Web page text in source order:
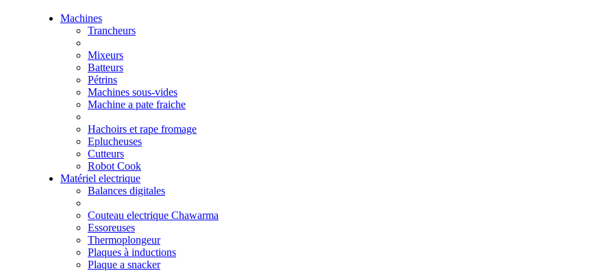
Machines
Trancheurs
Mixeurs
Batteurs
Pétrins
Machines sous-vides
Machine a pate fraiche
Hachoirs et rape fromage
Eplucheuses
Cutteurs
Robot Cook
Matériel electrique
Balances digitales
Couteau electrique Chawarma
Essoreuses
Thermoplongeur
Plaques à inductions
Plaque a snacker